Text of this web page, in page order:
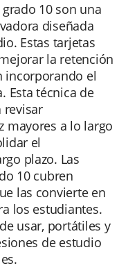
10 son una
diseñada
Estas tarjetas
la retención
incorporando el
Esta técnica de
revisar
mayores a lo largo
el
plazo. Las
10 cubren
las convierte en
los estudiantes.
usar, portátiles y
de estudio